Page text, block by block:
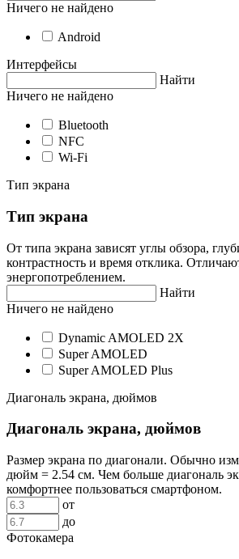
Ничего не найдено
Android
Интерфейсы
Найти
Ничего не найдено
Bluetooth
NFC
Wi-Fi
Тип экрана
Тип экрана
От типа экрана зависят углы обзора,
контрастность и время отклика.
энергопотреблением.
Найти
Ничего не найдено
Dynamic AMOLED 2X
Super AMOLED
Super AMOLED Plus
Диагональ экрана, дюймов
Диагональ экрана, дюймов
Размер экрана по диагонали. Обычно
дюйм = 2.54 см. Чем больше диагональ
комфортнее пользоваться смартфоном.
от
до
Фотокамера